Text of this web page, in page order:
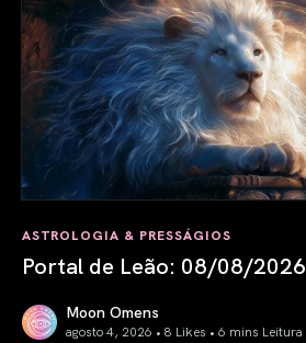
ASTROLOGIA & PRESSÁGIOS
Portal de Leão: 08/08/2026
Moon Omens
agosto 4, 2026 • 8 Likes • 6 mins Leitura